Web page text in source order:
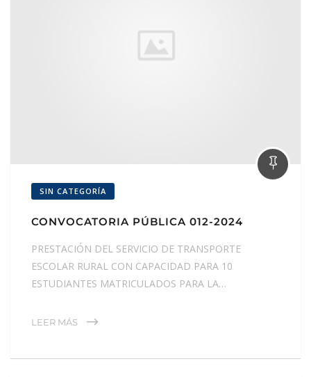
SIN CATEGORÍA
CONVOCATORIA PÚBLICA 012-2024
PRESTACIÓN DEL SERVICIO DE TRANSPORTE
ESCOLAR RURAL CON CAPACIDAD PARA 10
ESTUDIANTES MATRICULADOS PARA LA…
LEER MÁS